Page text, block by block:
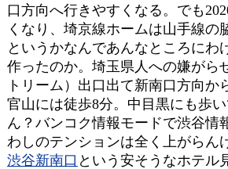
口方向へ行きやすくなる。でも
くなり、埼京線ホームは山手線の
というかなんであんなところにわ
作ったのか。埼玉県人への嫌がら
トリーム）出口出て新南口方向か
官山には徒歩8分。中目黒にも歩い
ん？バンコク情報モードで渋谷情
わしのテンションは全く上がらん
渋谷新南口 という安そうなホテル